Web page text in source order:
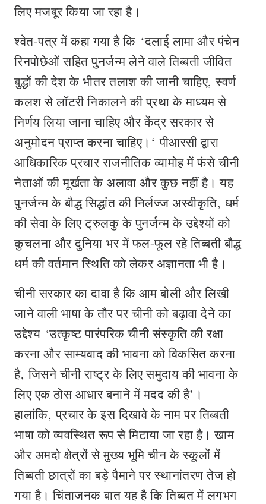
लिए मजबूर किया जा रहा है।
श्वेत-पत्र में कहा गया है कि ‘दलाई लामा और पंचेन
रिनपोछेओं सहित पुनर्जन्म लेने वाले तिब्बती जीवित
बुद्धों की देश के भीतर तलाश की जानी चाहिए, स्वर्ण
कलश से लॉटरी निकालने की प्रथा के माध्यम से
निर्णय लिया जाना चाहिए और केंद्र सरकार से
अनुमोदन प्राप्त करना चाहिए।‘ पीआरसी द्वारा
आधिकारिक प्रचार राजनीतिक व्यामोह में फंसे चीनी
नेताओं की मूर्खता के अलावा और कुछ नहीं है। यह
पुनर्जन्म के बौद्ध सिद्धांत की निर्लज्ज अस्वीकृति, धर्म
की सेवा के लिए ट्रुलकु के पुनर्जन्म के उद्देश्यों को
कुचलना और दुनिया भर में फल-फूल रहे तिब्बती बौद्ध
धर्म की वर्तमान स्थिति को लेकर अज्ञानता भी है।
चीनी सरकार का दावा है कि आम बोली और लिखी
जाने वाली भाषा के तौर पर चीनी को बढ़ावा देने का
उद्देश्य ‘उत्कृष्ट पारंपरिक चीनी संस्कृति की रक्षा
करना और साम्यवाद की भावना को विकसित करना
है, जिसने चीनी राष्ट्र के लिए समुदाय की भावना के
लिए एक ठोस आधार बनाने में मदद की है’।
हालांकि, प्रचार के इस दिखावे के नाम पर तिब्बती
भाषा को व्यवस्थित रूप से मिटाया जा रहा है। खाम
और अमदो क्षेत्रों से मुख्य भूमि चीन के स्कूलों में
तिब्बती छात्रों का बड़े पैमाने पर स्थानांतरण तेज हो
गया है। चिंताजनक बात यह है कि तिब्बत में लगभग